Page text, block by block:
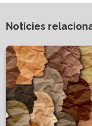
Notícies